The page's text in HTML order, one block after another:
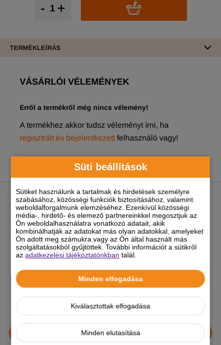
Süti beállítások
Sütiket használunk a tartalmak és hirdetések személyre
szabásához, közösségi funkciók biztosításához, valamint
weboldalforgalmunk elemzéséhez. Ezenkívül közösségi
média-, hirdető- és elemező partnereinkkel megosztjuk az
Ön weboldalhasználatra vonatkozó adatait, akik
kombinálhatják az adatokat más olyan adatokkal, amelyeket
Ön adott meg számukra vagy az Ön által használt más
szolgáltatásokból gyűjtöttek. További információt a sütikről
azadatkezelési tájékoztatónkban talál.
Minden elfogadása
Kiválasztottak elfogadása
Minden elutasítása
+
-
TERMÉKLEÍRÁS
VÁSÁRLÓI VÉLEMÉNYEK
Erről a termékről még nincs vélemény!
A termékhez akkor tudsz véleményt írni, ha
regisztrált és bejelentkezett felhasználó vagy!
NEKED AJÁNLJUK
JosiDog Economy
kutyatáp 15+3kg
Alice Professional Adult
Balance Lamb & Pumpkin